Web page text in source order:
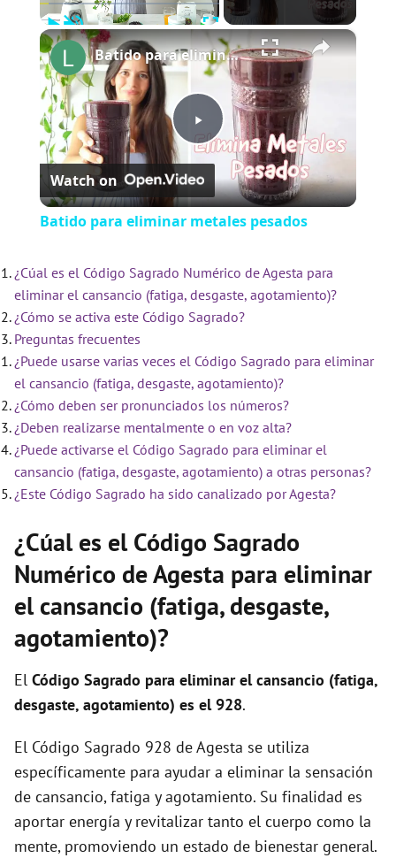
PlayUnmute Fullscreen ×
P
l
y
V
i
o
Batido para eliminar metales pesados
Watch on
Batido para eliminar metales pesados
¿Cúal es el Código Sagrado Numérico de Agesta para
eliminar el cansancio (fatiga, desgaste, agotamiento)?
¿Cómo se activa este Código Sagrado?
Preguntas frecuentes
¿Puede usarse varias veces el Código Sagrado para eliminar
el cansancio (fatiga, desgaste, agotamiento)?
¿Cómo deben ser pronunciados los números?
¿Deben realizarse mentalmente o en voz alta?
¿Puede activarse el Código Sagrado para eliminar el
cansancio (fatiga, desgaste, agotamiento) a otras personas?
¿Este Código Sagrado ha sido canalizado por Agesta?
¿Cúal es el Código Sagrado
Numérico de Agesta para eliminar
el cansancio (fatiga, desgaste,
agotamiento)?
El Código Sagrado para eliminar el cansancio (fatiga,
desgaste, agotamiento) es el 928.
El Código Sagrado 928 de Agesta se utiliza
específicamente para ayudar a eliminar la sensación
de cansancio, fatiga y agotamiento. Su finalidad es
aportar energía y revitalizar tanto el cuerpo como la
mente, promoviendo un estado de bienestar general.